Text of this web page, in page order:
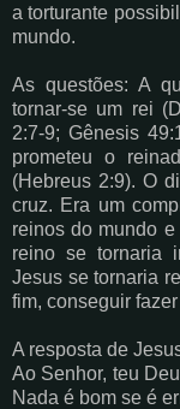
a torturante
mundo.
As questões: A
tornar-se um rei
2:7-9; Gênesis
prometeu o
(Hebreus 2:9). O
cruz. Era um
reinos do mundo
reino se tornaria
Jesus se tornaria
fim, conseguir
A resposta de
Ao Senhor, teu
Nada é bom se é